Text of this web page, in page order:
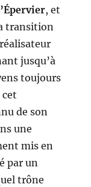
, et
transition
jusqu’à
toujours
cet
de son
une
mis en
par un
trône